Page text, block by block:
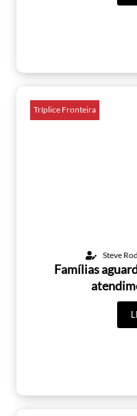
Tríplice Fronteira
Steve
Famílias